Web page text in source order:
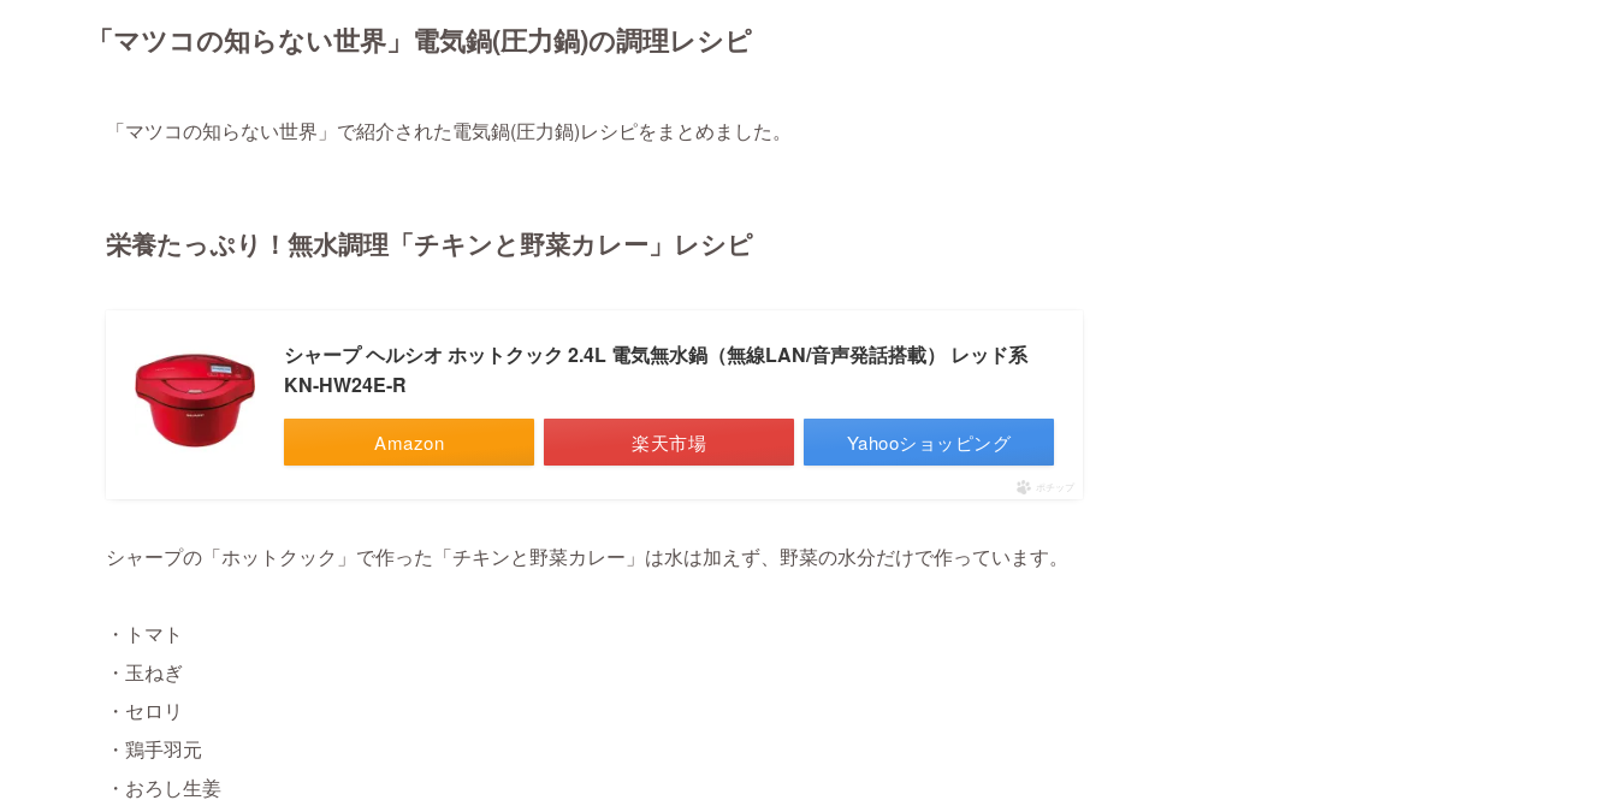
「マツコの知らない世界」電気鍋(圧力鍋)の調理レシピ
「マツコの知らない世界」で紹介された電気鍋(圧力鍋)レシピをまとめました。
栄養たっぷり！無水調理「チキンと野菜カレー」レシピ
シャープ ヘルシオ ホットクック 2.4L 電気無水鍋（無線LAN/音声発話搭載） レッド系
KN-HW24E-R
Amazon 楽天市場 Yahooショッピング
ポチップ
シャープの「ホットクック」で作った「チキンと野菜カレー」は水は加えず、野菜の水分だけで作っています。
・トマト
・玉ねぎ
・セロリ
・鶏手羽元
・おろし生姜